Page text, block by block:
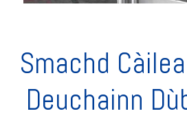
Smachd
Deuchainn